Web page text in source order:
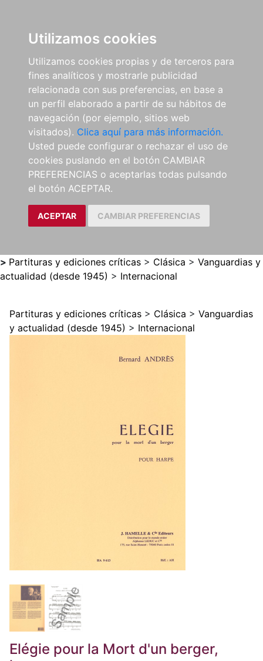
Utilizamos cookies
Utilizamos cookies propias y de terceros para
fines analíticos y mostrarle publicidad
relacionada con sus preferencias, en base a
un perfil elaborado a partir de su hábitos de
navegación (por ejemplo, sitios web
visitados). Clica aquí para más información.
Usted puede configurar o rechazar el uso de
cookies puslando en el botón CAMBIAR
PREFERENCIAS o aceptarlas todas pulsando
el botón ACEPTAR.
ACEPTAR CAMBIAR PREFERENCIAS
> Partituras y ediciones críticas > Clásica > Vanguardias y
actualidad (desde 1945) > Internacional
Partituras y ediciones críticas > Clásica > Vanguardias
y actualidad (desde 1945) > Internacional
Elégie pour la Mort d'un berger,